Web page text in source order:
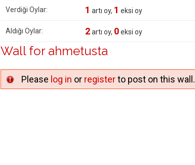
Verdiği Oylar: 1 artı oy, 1 eksi oy
Aldığı Oylar: 2artı oy, 0eksi oy
Wall for ahmetusta
Please log in or registerto post on this wall.